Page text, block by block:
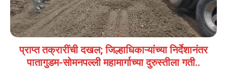
प्राप्त तक्रारींची दखल; जिल्हाधिकाऱ्यांच्या निर्देशानंतर
पातागुडम-सोमनपल्ली महामार्गाच्या दुरुस्तीला गती..